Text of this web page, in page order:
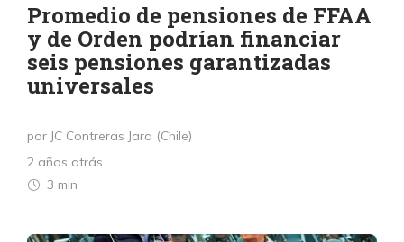
Promedio de pensiones de FFAA
y de Orden podrían financiar
seis pensiones garantizadas
universales
por JC Contreras Jara (Chile)
2 años atrás
3 min